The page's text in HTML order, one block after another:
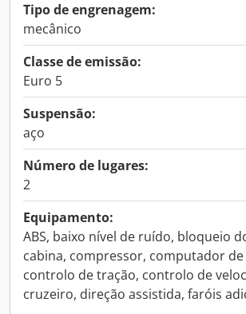
Tipo de engrenagem:
mecânico
Classe de emissão:
Euro 5
Suspensão:
aço
Número de lugares:
2
Equipamento:
ABS, baixo nível de ruído, bloqueio
cabina, compressor, computador
controlo de tração, controlo de
cruzeiro, direção assistida, faróis